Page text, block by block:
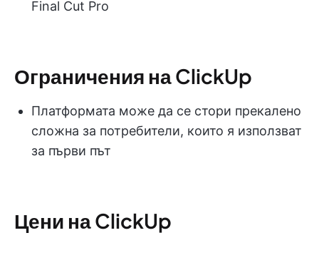
Final Cut Pro
Ограничения на ClickUp
Платформата може да се стори прекалено
сложна за потребители, които я използват
за първи път
Цени на ClickUp